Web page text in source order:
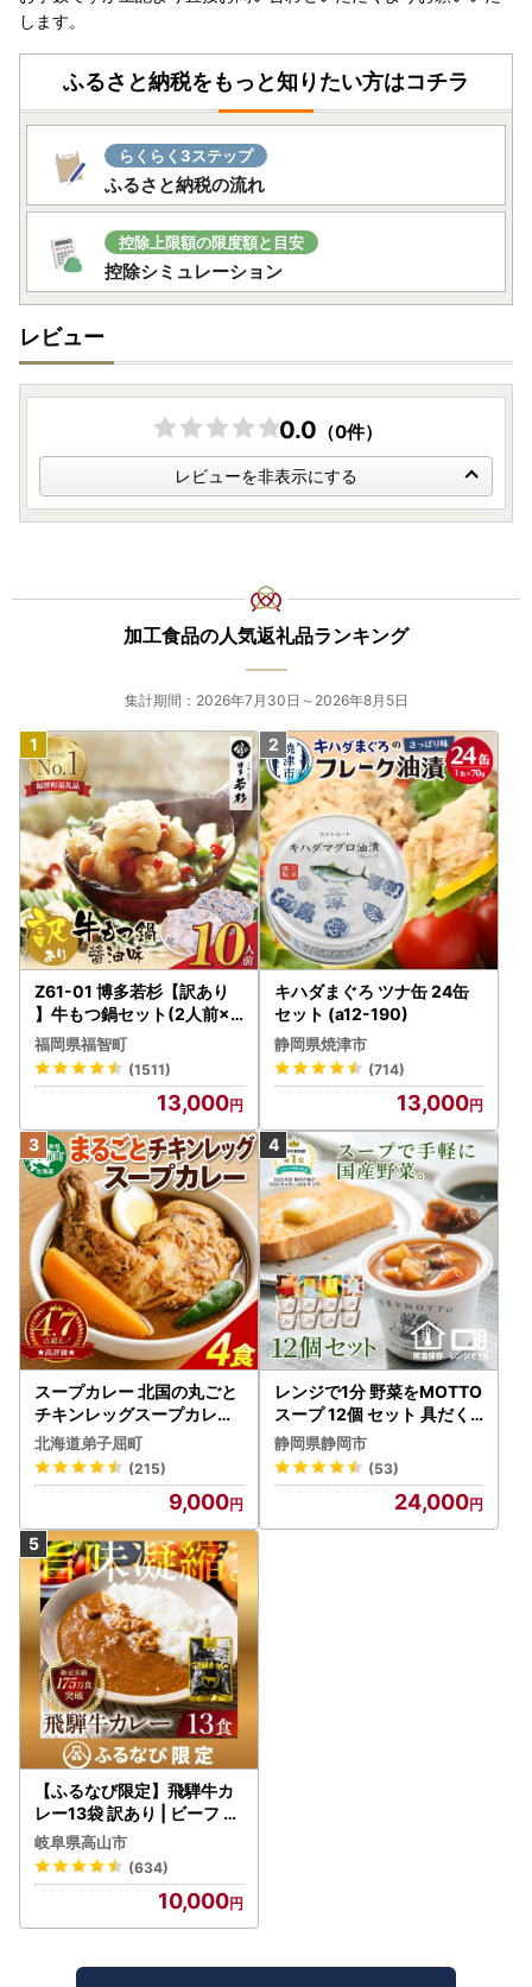
■寄附金税額控除に係る申告特例申請書（ワンストップ特例
申請書）の送付について ■
せて期限内に下記へご郵送下さい。
〒311-3892 茨城県行方市麻生1561番地9
行方市ふるさと応援寄附金事務局
（行方市企画部魅力発信課）
します。
ふるさと納税をもっと知りたい方はコチラ
らくらく3ステップ
ふるさと納税の流れ
控除上限額の限度額と目安
控除シミュレーション
レビュー
0.0 （0件）
レビューを非表示にする
加工食品の人気返礼品ランキング
集計期間：2026年7月30日～2026年8月5日
Z61-01 博多若杉【訳あり
】牛もつ鍋セット(2人前×5
) 10人前 もつ鍋
福岡県福智町
(1511)
13,000
キハダまぐろ ツナ缶 24缶
セット (a12-190)
静岡県焼津市
(714)
13,000
スープカレー 北国の丸ごと
チキンレッグスープカレー
4個 3739
北海道弟子屈町
(215)
9,000
レンジで1分 野菜をMOTTO
スープ 12個 セット 具だく
さんスープ 朝食 惣菜 国産
野菜 常温保存
静岡県静岡市
(53)
24,000
【ふるなび限定】飛騨牛カ
レー13袋 訳あり | ビーフ レ
トルト 訳あり DC006-CP
01 FN-Limited-VO
岐阜県高山市
(634)
10,000